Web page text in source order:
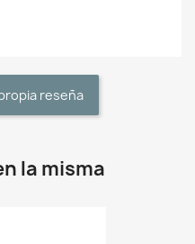
reseña
la misma